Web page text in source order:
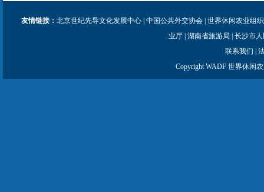
友情链接： 北京世纪先导文化发展中心 中国公共外交协会 世界休闲农业组织
业厅| 湖南省旅游局
长沙市
联系我们
Copyright WADF 世界休闲